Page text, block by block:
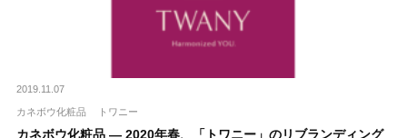
2019.11.07
カネボウ化粧品 トワニー
カネボウ化粧品 ― 2020年春、「トワニー」のリブランディング